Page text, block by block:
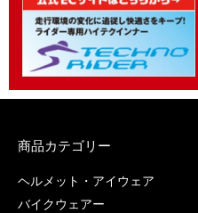
商品カテゴリー
ヘルメット・アイウェア
バイクウェアー